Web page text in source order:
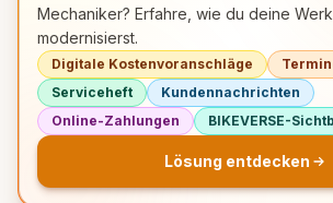
Mechaniker? Erfahre, wie du deine
modernisierst.
Digitale Kostenvoranschläge
Serviceheft
Kundennachrichten
Online-Zahlungen
BIKEVERSE-
Lösung entdecken